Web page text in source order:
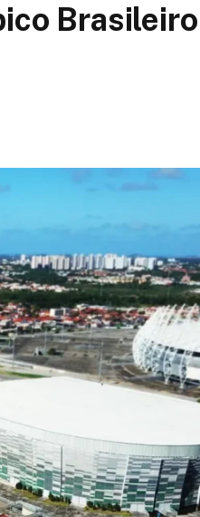
Brasileiro